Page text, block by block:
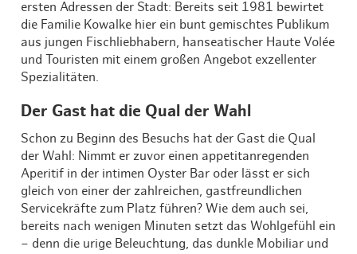
ersten Adressen der Stadt: Bereits seit 1981 bewirtet
die Familie Kowalke hier ein bunt gemischtes Publikum
aus jungen Fischliebhabern, hanseatischer Haute Volée
und Touristen mit einem großen Angebot exzellenter
Spezialitäten.
Der Gast hat die Qual der Wahl
Schon zu Beginn des Besuchs hat der Gast die Qual
der Wahl: Nimmt er zuvor einen appetitanregenden
Aperitif in der intimen Oyster Bar oder lässt er sich
gleich von einer der zahlreichen, gastfreundlichen
Servicekräfte zum Platz führen? Wie dem auch sei,
bereits nach wenigen Minuten setzt das Wohlgefühl ein
– denn die urige Beleuchtung, das dunkle Mobiliar und